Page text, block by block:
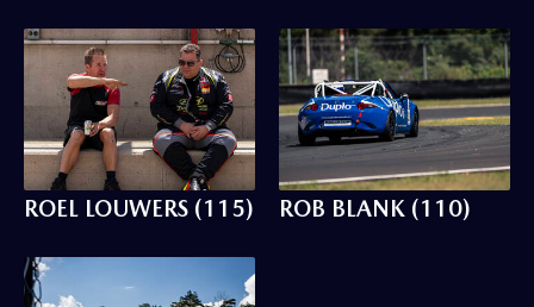
ROEL LOUWERS (115) ROB BLANK (110)